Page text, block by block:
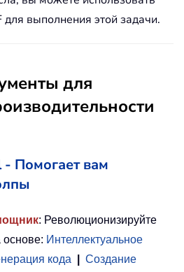
для выполнения этой задачи.
для
- Помогает вам
: Революционизируйте
Интеллектуальное
кода
Создание